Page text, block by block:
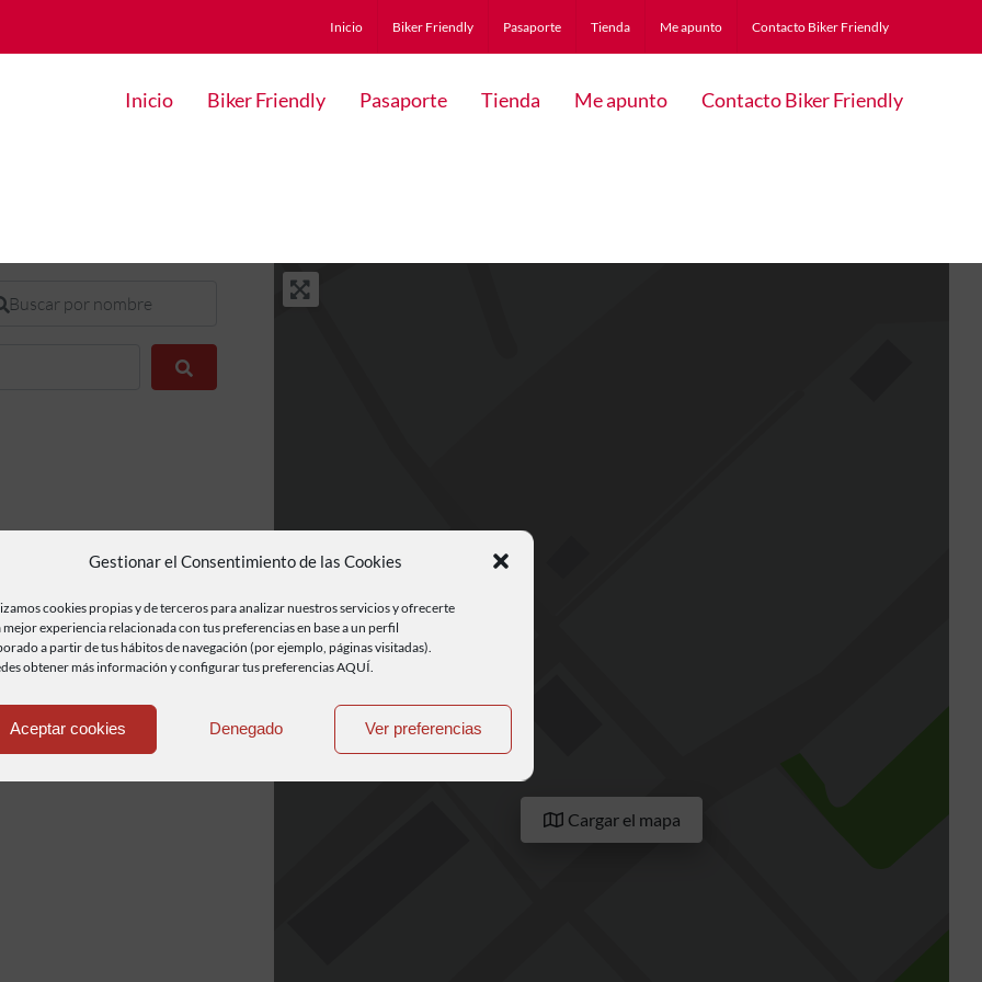
Gestionar el Consentimiento de las Cookies
cookies propias y de terceros para analizar nuestros servicios y ofrecerte
mejor experiencia relacionada con tus preferencias en base a un perfil
a partir de tus hábitos de navegación (por ejemplo, páginas visitadas).
obtener más información y configurar tus preferencias AQUÍ.
Aceptar cookies Denegado Ver preferencias
Inicio Biker Friendly Pasaporte Tienda Me apunto Contacto Biker Friendly
Inicio Biker Friendly Pasaporte Tienda Me apunto Contacto Biker Friendly
por nombre
Cargar el mapa